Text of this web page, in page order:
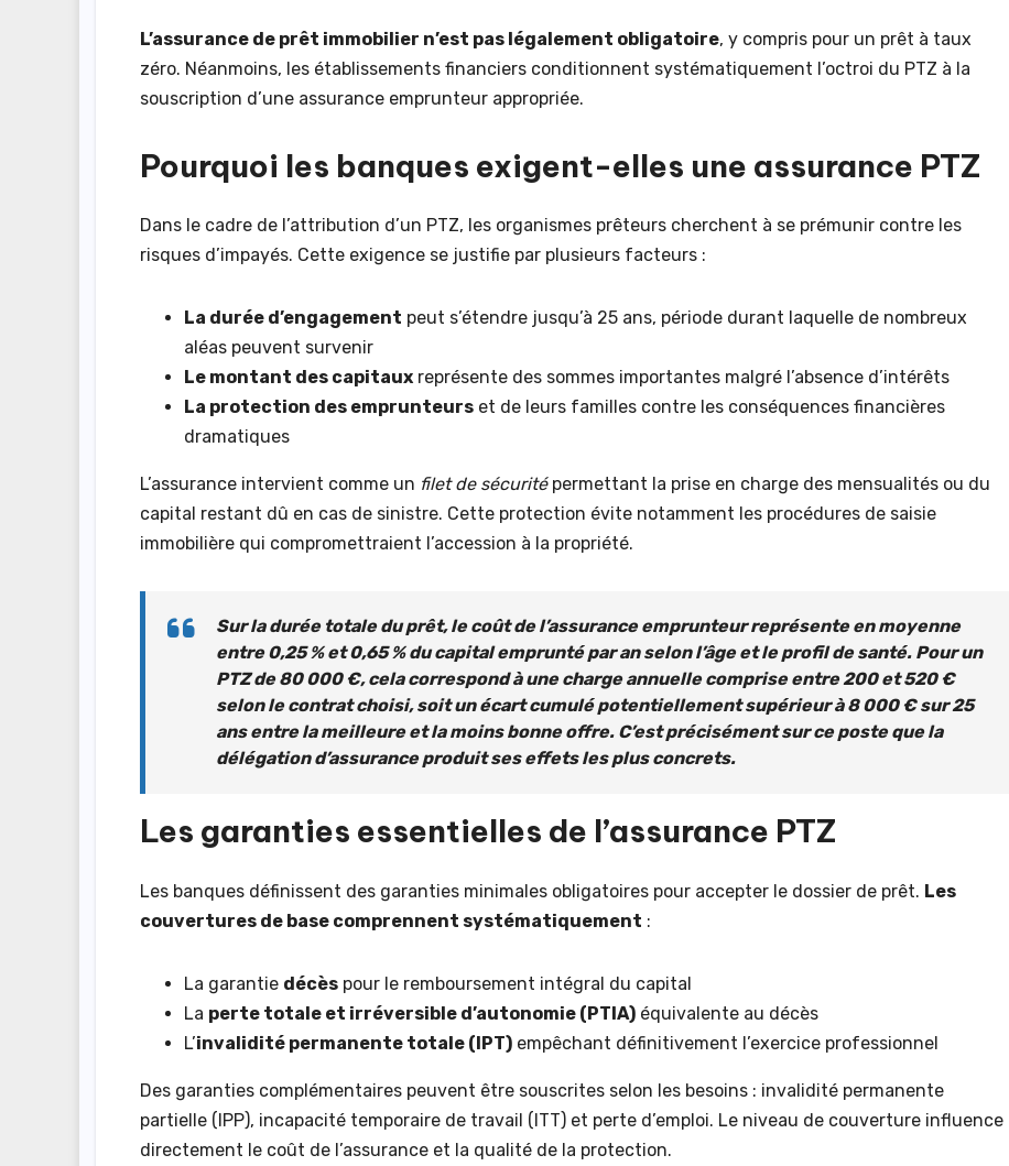
L’assurance de prêt immobilier n’est pas légalement obligatoire, y compris pour un prêt à taux
zéro. Néanmoins, les établissements financiers conditionnent systématiquement l’octroi du PTZ à la
souscription d’une assurance emprunteur appropriée.
Pourquoi les banques exigent-elles une assurance PTZ
Dans le cadre de l’attribution d’un PTZ, les organismes prêteurs cherchent à se prémunir contre les
risques d’impayés. Cette exigence se justifie par plusieurs facteurs :
La durée d’engagement peut s’étendre jusqu’à 25 ans, période durant laquelle de nombreux
aléas peuvent survenir
Le montant des capitaux représente des sommes importantes malgré l’absence d’intérêts
La protection des emprunteurs et de leurs familles contre les conséquences financières
dramatiques
L’assurance intervient comme un filet de sécuritépermettant la prise en charge des mensualités ou du
capital restant dû en cas de sinistre. Cette protection évite notamment les procédures de saisie
immobilière qui compromettraient l’accession à la propriété.
Sur la durée totale du prêt, le coût de l’assurance emprunteur représente en moyenne
entre 0,25 % et 0,65 % du capital emprunté par an selon l’âge et le profil de santé. Pour un
PTZ de 80 000 €, cela correspond à une charge annuelle comprise entre 200 et 520 €
selon le contrat choisi, soit un écart cumulé potentiellement supérieur à 8 000 € sur 25
ans entre la meilleure et la moins bonne offre. C’est précisément sur ce poste que la
délégation d’assurance produit ses effets les plus concrets.
Les garanties essentielles de l’assurance PTZ
Les banques définissent des garanties minimales obligatoires pour accepter le dossier de prêt. Les
couvertures de base comprennent systématiquement :
La garantie décès pour le remboursement intégral du capital
La perte totale et irréversible d’autonomie (PTIA) équivalente au décès
L’invalidité permanente totale (IPT) empêchant définitivement l’exercice professionnel
Des garanties complémentaires peuvent être souscrites selon les besoins : invalidité permanente
partielle (IPP), incapacité temporaire de travail (ITT) et perte d’emploi. Le niveau de couverture influence
directement le coût de l’assurance et la qualité de la protection.